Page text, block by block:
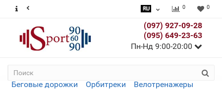
0 0
(097) 927-09-28
(095) 649-23-63
Пн-Нд 9:00-20:00
Беговые дорожки Орбитреки Велотренажеры